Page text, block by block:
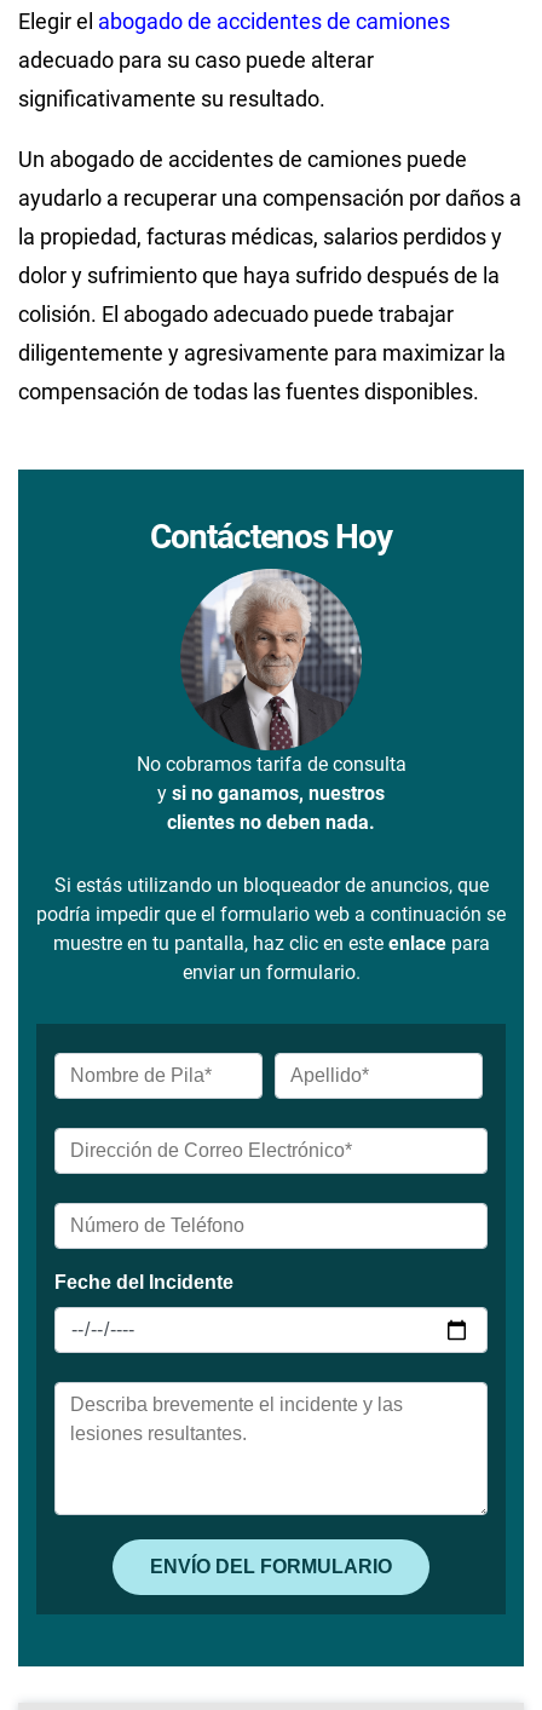
Elegir el abogado de accidentes de camiones
adecuado para su caso puede alterar
significativamente su resultado.
Un abogado de accidentes de camiones puede
ayudarlo a recuperar una compensación por daños a
la propiedad, facturas médicas, salarios perdidos y
dolor y sufrimiento que haya sufrido después de la
colisión. El abogado adecuado puede trabajar
diligentemente y agresivamente para maximizar la
compensación de todas las fuentes disponibles.
Contáctenos Hoy
No cobramos tarifa de consulta
y si no ganamos, nuestros
clientes no deben nada.
Si estás utilizando un bloqueador de anuncios, que
podría impedir que el formulario web a continuación se
muestre en tu pantalla, haz clic en este enlacepara
enviar un formulario.